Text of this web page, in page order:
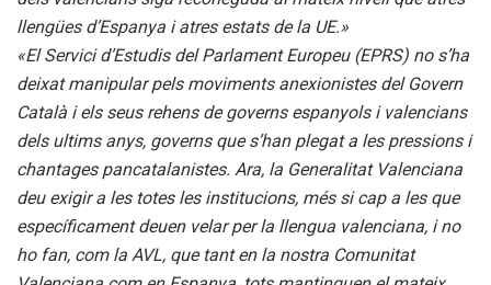
llengües d’Espanya i atres estats de la UE.»
«El Servici d’Estudis del Parlament Europeu (EPRS) no s’ha
deixat manipular pels moviments anexionistes del Govern
Català i els seus rehens de governs espanyols i valencians
dels ultims anys, governs que s’han plegat a les pressions i
chantages pancatalanistes. Ara, la Generalitat Valenciana
deu exigir a les totes les institucions, més si cap a les que
específicament deuen velar per la llengua valenciana, i no
ho fan, com la AVL, que tant en la nostra Comunitat